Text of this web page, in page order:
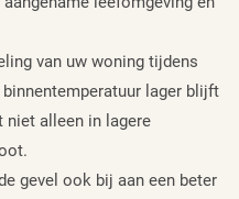
van uw woning tijdens
lager blijft
alleen in lagere
gevel ook bij aan een beter